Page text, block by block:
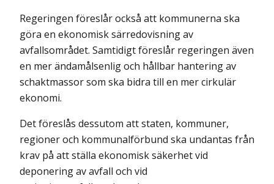
Regeringen föreslår också att kommunerna ska
göra en ekonomisk särredovisning av
avfallsområdet. Samtidigt föreslår regeringen även
en mer ändamålsenlig och hållbar hantering av
schaktmassor som ska bidra till en mer cirkulär
ekonomi.
Det föreslås dessutom att staten, kommuner,
regioner och kommunalför­bund ska undantas från
krav på att ställa ekonomisk säkerhet vid
deponering av avfall och vid